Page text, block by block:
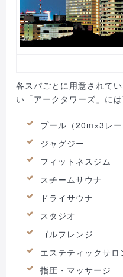
各スパごとに用意されて
い「アークタワーズ」に
プール（20m×3レー
ジャグジー
フィットネスジム
スチームサウナ
ドライサウナ
スタジオ
ゴルフレンジ
エステティックサロ
指圧・マッサージ